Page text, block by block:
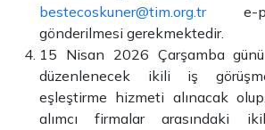
bestecoskuner@tim.org.tre-
gönderilmesi gerekmektedir.
15 Nisan 2026 Çarşamba
düzenlenecek ikili iş
eşleştirme hizmeti alınacak
alımcı firmalar arasındaki